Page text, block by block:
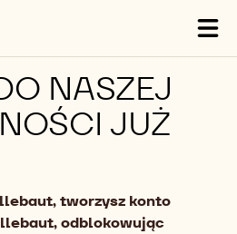
NASZEJ
JUŻ
tworzysz konto
odblokowując